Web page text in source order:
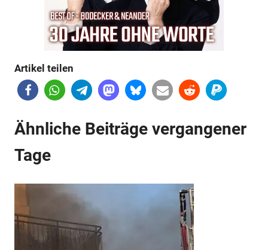
Artikel teilen
Ähnliche Beiträge vergangener
Tage